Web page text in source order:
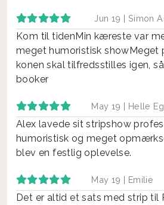
Jun 19 | Simon
Kom til tidenMin kæreste var
meget humoristisk showMeget
konen skal tilfredsstilles igen,
booker
May 19 | Helle
Alex lavede sit stripshow
humoristisk og meget
blev en festlig oplevelse.
May 19 | Emilie
Det er altid et sats med strip til